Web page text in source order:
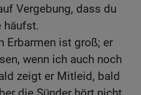
Vergebung, dass du
häufst.
Erbarmen ist groß; er
wenn ich auch noch
zeigt er Mitleid, bald